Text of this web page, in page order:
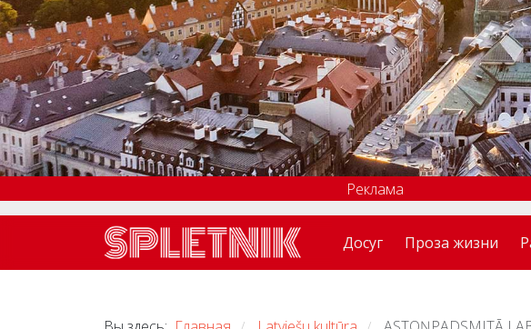
Реклама
Досуг Проза жизни